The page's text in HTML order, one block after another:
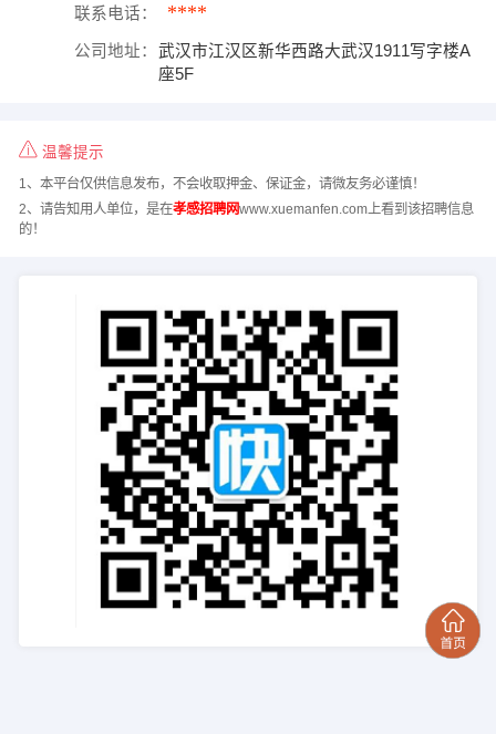
联系电话： ****
公司地址：
武汉市江汉区新华西路大武汉1911写字楼A
座5F
温馨提示
1、本平台仅供信息发布，不会收取押金、保证金，请微友务必谨慎！
2、请告知用人单位，是在孝感招聘网www.xuemanfen.com上看到该招聘信息
的！